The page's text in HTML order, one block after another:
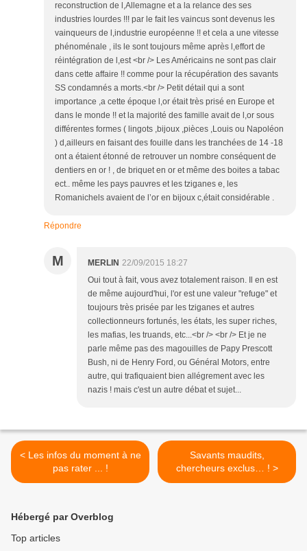
reconstruction de l,Allemagne et a la relance des ses
industries lourdes !!! par le fait les vaincus sont devenus les
vainqueurs de l,industrie européenne !! et cela a une vitesse
phénoménale , ils le sont toujours même après l,effort de
réintégration de l,est <br /> Les Américains ne sont pas clair
dans cette affaire !! comme pour la récupération des savants
SS condamnés a morts.<br /> Petit détail qui a sont
importance ,a cette époque l,or était très prisé en Europe et
dans le monde !! et la majorité des famille avait de l,or sous
différentes formes ( lingots ,bijoux ,pièces ,Louis ou Napoléon
) d,ailleurs en faisant des fouille dans les tranchées de 14 -18
ont a étaient étonné de retrouver un nombre conséquent de
dentiers en or ! , de briquet en or et même des boites a tabac
ect.. même les pays pauvres et les tziganes e, les
Romanichels avaient de l’or en bijoux c,était considérable .
Répondre
M MERLIN 22/09/2015 18:27
Oui tout à fait, vous avez totalement raison. Il en est
de même aujourd'hui, l'or est une valeur "refuge" et
toujours très prisée par les tziganes et autres
collectionneurs fortunés, les états, les super riches,
les mafias, les truands, etc...<br /> <br /> Et je ne
parle même pas des magouilles de Papy Prescott
Bush, ni de Henry Ford, ou Général Motors, entre
autre, qui trafiquaient bien allégrement avec les
nazis ! mais c'est un autre débat et sujet...
< Les infos du moment à ne
pas rater ... !
Savants maudits,
chercheurs exclus… ! >
Hébergé par Overblog
Top articles